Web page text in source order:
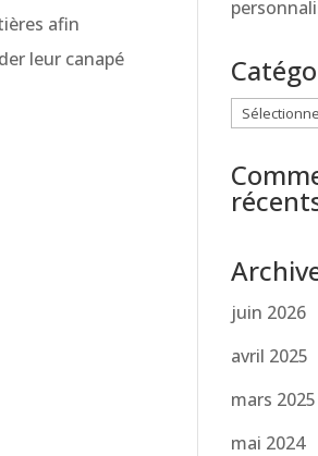
afin
leur canapé
Catégories
juin 2026
avril 2025
mars 2025
mai 2024